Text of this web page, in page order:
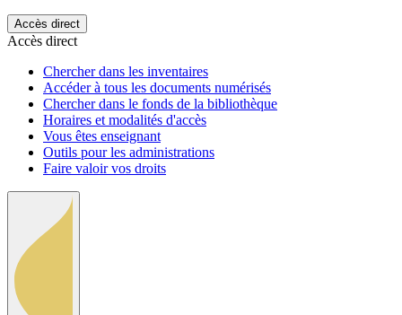
Accès direct
Accès direct
Chercher dans les inventaires
Accéder à tous les documents numérisés
Chercher dans le fonds de la bibliothèque
Horaires et modalités d'accès
Vous êtes enseignant
Outils pour les administrations
Faire valoir vos droits